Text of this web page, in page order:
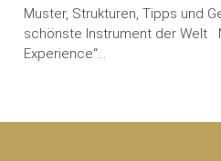
Muster, Strukturen, Tipps und
schönste Instrument der Welt
Experience“…